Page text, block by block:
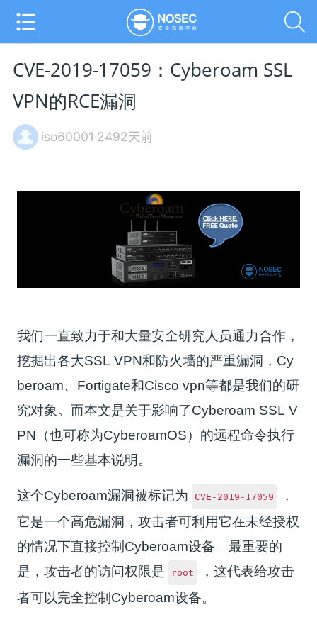
CVE-2019-17059：Cyber​​oam SSL
VPN的RCE漏洞
iso60001·2492天前
我们一直致力于和大量安全研究人员通力合作，
挖掘出各大SSL VPN和防火墙的严重漏洞，Cy
beroam、Fortigate和Cisco vpn等都是我们的研
究对象。而本文是关于影响了Cyberoam SSL V
PN（也可称为CyberoamOS）的远程命令执行
漏洞的一些基本说明。
这个Cyberoam漏洞被标记为 CVE-2019-17059
，
它是一个高危漏洞，攻击者可利用它在未经授权
的情况下直接控制Cyberoam设备。最重要的
是，攻击者的访问权限是
root
，这代表给攻击
者可以完全控制Cyberoam设备。